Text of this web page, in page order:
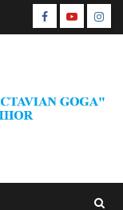
Facebook
Youtube
CŞE